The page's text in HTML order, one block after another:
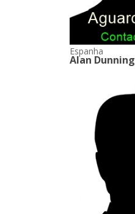
Espanha
Alan Dunning